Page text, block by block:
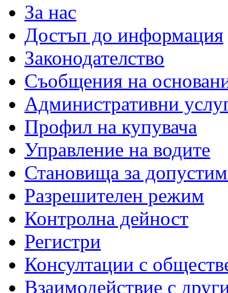
За нас
Достъп до информация
Законодателство
Съобщения на
Административни
Профил на купувача
Управление на водите
Становища за
Разрешителен режим
Контролна дейност
Регистри
Консултации с
Взаимодействие с